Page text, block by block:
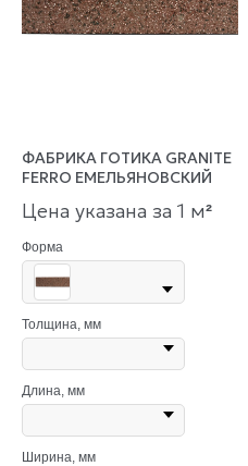
ФАБРИКА ГОТИКА GRANITE
FERRO ЕМЕЛЬЯНОВСКИЙ
Цена указана за 1 м²
Форма
Толщина, мм
Длина, мм
Ширина, мм